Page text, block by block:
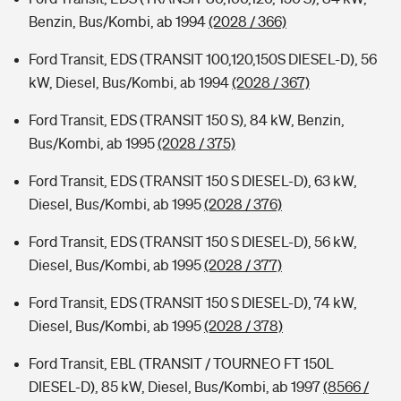
Benzin, Bus/Kombi, ab 1994(2028 / 366)
Ford Transit, EDS (TRANSIT 100,120,150S DIESEL-D), 56
kW, Diesel, Bus/Kombi, ab 1994(2028 / 367)
Ford Transit, EDS (TRANSIT 150 S), 84 kW, Benzin,
Bus/Kombi, ab 1995(2028 / 375)
Ford Transit, EDS (TRANSIT 150 S DIESEL-D), 63 kW,
Diesel, Bus/Kombi, ab 1995(2028 / 376)
Ford Transit, EDS (TRANSIT 150 S DIESEL-D), 56 kW,
Diesel, Bus/Kombi, ab 1995(2028 / 377)
Ford Transit, EDS (TRANSIT 150 S DIESEL-D), 74 kW,
Diesel, Bus/Kombi, ab 1995(2028 / 378)
Ford Transit, EBL (TRANSIT / TOURNEO FT 150L
DIESEL-D), 85 kW, Diesel, Bus/Kombi, ab 1997(8566 /